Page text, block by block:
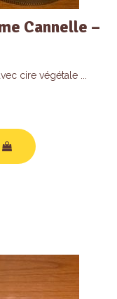
Cannelle –
cire végétale ...